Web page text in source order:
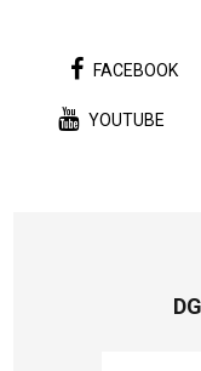
FACEBOOK
YOUTUBE